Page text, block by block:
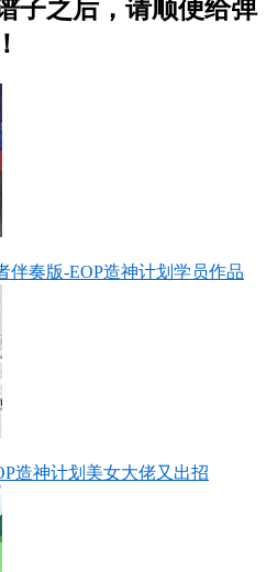
子之后，请顺便给弹
伴奏版-EOP造神计划学员作品
造神计划美女大佬又出招